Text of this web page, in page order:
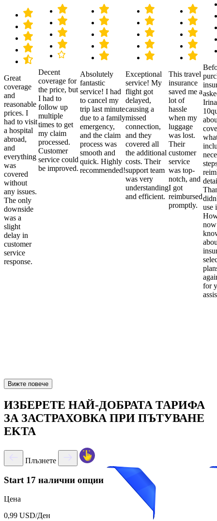
Great
coverage
and
reasonable
prices. I
had to visit
a hospital
abroad,
and
everything
was
covered
without
any issues.
The only
downside
was a
slight
delay in
customer
service
response.
Decent
coverage for
the price, but
I had to
follow up
multiple
times to get
my claim
processed.
Customer
service could
be improved.
Absolutely
fantastic
service! I had
to cancel my
trip last minute
due to a family
emergency,
and the claim
process was
smooth and
quick. Highly
recommended!
Exceptional
service! My
flight got
delayed,
causing a
missed
connection,
and they
covered all
the additional
costs. Their
support team
was very
understanding
and efficient.
This travel
insurance
saved me a
lot of
hassle
when my
luggage
was lost.
Their
customer
service
was top-
notch, and
I got
reimbursed
promptly.
use
for
Вижте повече
ИЗБЕРЕТЕ НАЙ-ДОБРАТА ТАРИФА
ЗА ЗАСТРАХОВКА ПРИ ПЪТУВАНЕ
EKTA
Плъзнете
Start 17 налични опции
Цена
0,99 USD/Ден